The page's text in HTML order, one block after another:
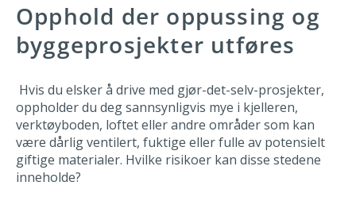
Opphold der oppussing og
byggeprosjekter utføres
Hvis du elsker å drive med gjør-det-selv-prosjekter,
oppholder du deg sannsynligvis mye i kjelleren,
verktøyboden, loftet eller andre områder som kan
være dårlig ventilert, fuktige eller fulle av potensielt
giftige materialer. Hvilke risikoer kan disse stedene
inneholde?